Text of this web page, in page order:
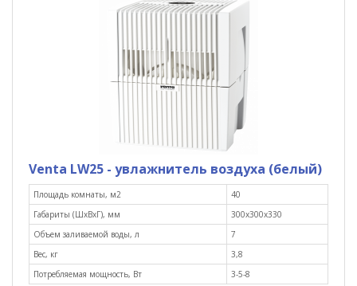
Venta LW25 - увлажнитель воздуха (белый)
Площадь комнаты, м2
40
Габариты (ШxВxГ), мм
300х300х330
Объем заливаемой воды, л
7
Вес, кг
3,8
Потребляемая мощность, Вт
3-5-8